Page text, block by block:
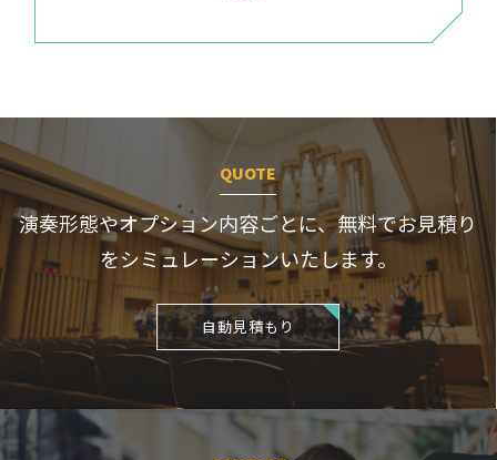
QUOTE
演奏形態やオプション内容ごとに、無料でお見積り
をシミュレーションいたします。
自動見積もり